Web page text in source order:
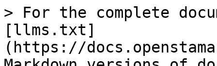
> For the complete
[llms.txt]
(https://